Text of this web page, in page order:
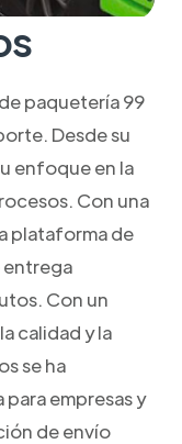
paquetería 99
Desde su
enfoque en la
Con una
plataforma de
entrega
Con un
calidad y la
se ha
empresas y
de envío